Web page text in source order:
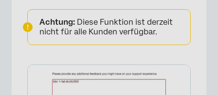
Achtung: Diese Funktion ist derzeit
nicht für alle Kunden verfügbar.